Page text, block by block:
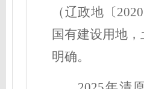
（辽政地〔2020
国有建设用地
明确。